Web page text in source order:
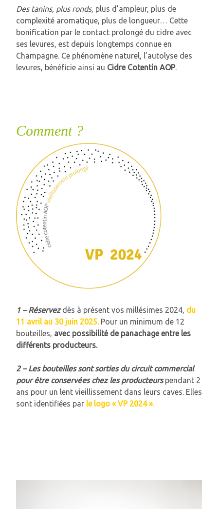
Des tanins, plus ronds, plus d’ampleur, plus de
complexité aromatique, plus de longueur… Cette
bonification par le contact prolongé du cidre avec
ses levures, est depuis longtemps connue en
Champagne. Ce phénomène naturel, l’autolyse des
levures, bénéficie ainsi au Cidre Cotentin AOP.
Comment ?
1 – Réservezdès à présent vos millésimes 2024, du
11 avril au 30 juin 2025.Pour un minimum de 12
bouteilles, avec possibilité de panachage entre les
différents producteurs.
2 –Les bouteilles sont sorties du circuit commercial
pour être conservées chez les producteurspendant 2
ans pour un lent vieillissement dans leurs caves. Elles
sont identifiées par le logo « VP 2024 ».